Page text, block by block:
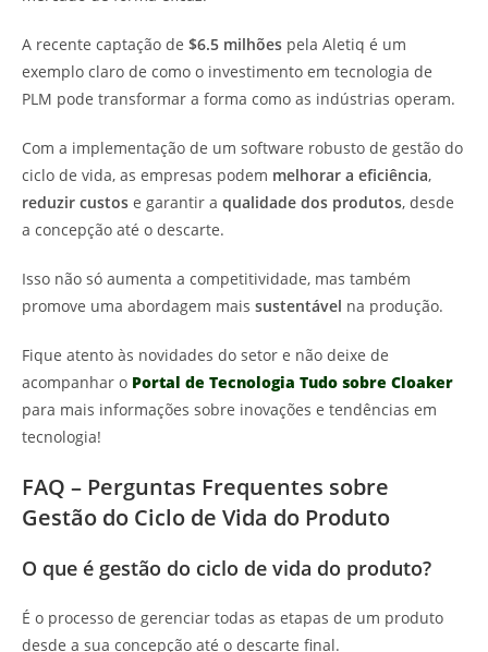
A recente captação de $6.5 milhões pela Aletiq é um
exemplo claro de como o investimento em tecnologia de
PLM pode transformar a forma como as indústrias operam.
Com a implementação de um software robusto de gestão do
ciclo de vida, as empresas podem melhorar a eficiência,
reduzir custos e garantir a qualidade dos produtos, desde
a concepção até o descarte.
Isso não só aumenta a competitividade, mas também
promove uma abordagem mais sustentável na produção.
Fique atento às novidades do setor e não deixe de
acompanhar o Portal de Tecnologia Tudo sobre Cloaker
para mais informações sobre inovações e tendências em
tecnologia!
FAQ – Perguntas Frequentes sobre
Gestão do Ciclo de Vida do Produto
O que é gestão do ciclo de vida do produto?
É o processo de gerenciar todas as etapas de um produto
desde a sua concepção até o descarte final.